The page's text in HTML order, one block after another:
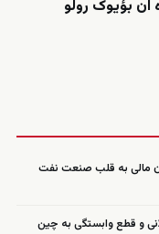
ان بؤیوک رولو
مالی به قلب صنعت نفت
و قطع وابستگی به چین